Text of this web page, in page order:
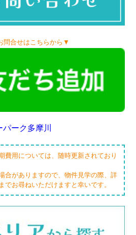
問合せはこちらから▼
費用については、随時更新されており
合がありますので、物件見学の際、詳
でお尋ねいただけますと幸いです。